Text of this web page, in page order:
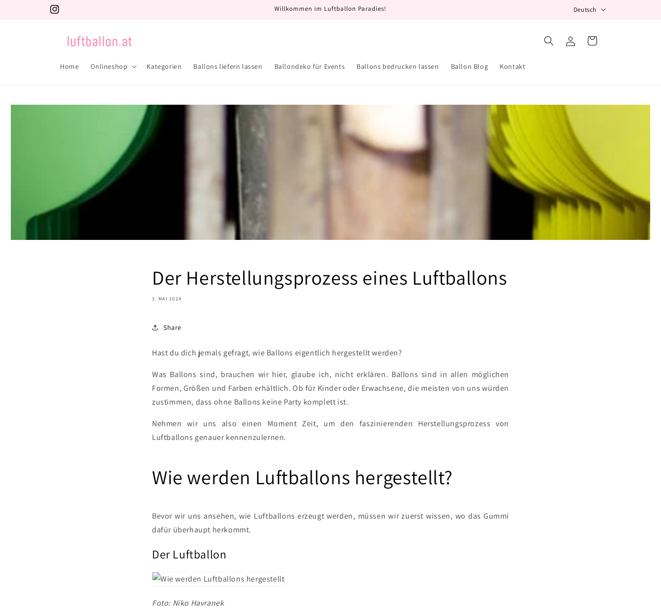
Inhalt
Instagram
Willkommen im Luftballon Paradies!
p
r
Deutsch
Home Onlineshop Kategorien Ballons liefern lassen Ballondeko für Events Ballons bedrucken lassen Ballon Blog Kontakt
EinloggenWarenkorb
Der Herstellungsprozess eines Luftballons
3. MAI 2024
Share
Hast du dich jemals gefragt, wie Ballons eigentlich hergestellt werden?
Was Ballons sind, brauchen wir hier, glaube ich, nicht erklären. Ballons sind in allen möglichen
Formen, Größen und Farben erhältlich. Ob für Kinder oder Erwachsene, die meisten von uns würden
zustimmen, dass ohne Ballons keine Party komplett ist.
Nehmen wir uns also einen Moment Zeit, um den faszinierenden Herstellungsprozess von
Luftballons genauer kennenzulernen.
Wie werden Luftballons hergestellt?
Bevor wir uns ansehen, wie Luftballons erzeugt werden, müssen wir zuerst wissen, wo das Gummi
dafür überhaupt herkommt.
Der Luftballon
Foto: Niko Havranek